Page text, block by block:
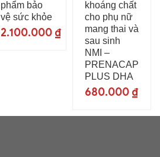
phẩm bảo
vệ sức khỏe
2.100.000 ₫
khoáng chất
cho phụ nữ
mang thai và
sau sinh
NMI –
PRENACAP
PLUS DHA
680.000 ₫